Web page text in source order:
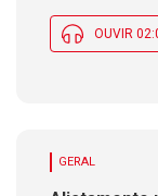
OUVIR
GERAL